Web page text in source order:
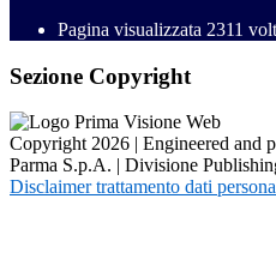
Pagina visualizzata 2311
Sezione Copyright
Copyright 2026 | Engineered and
Parma S.p.A. | Divisione
Disclaimer trattamento dati